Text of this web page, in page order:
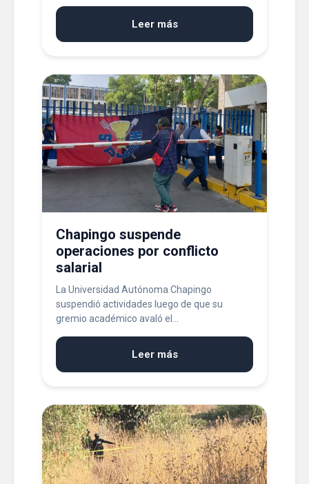
Leer más
Chapingo suspende
operaciones por conflicto
salarial
La Universidad Autónoma Chapingo
suspendió actividades luego de que su
gremio académico avaló el...
Leer más